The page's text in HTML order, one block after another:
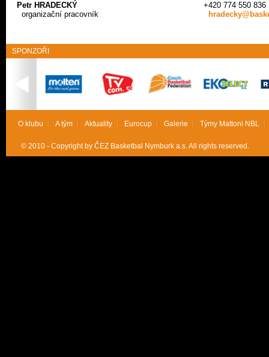
Petr HRADECKÝ
organizační pracovník
+420 774 550 836
SPONZOŘI
O klubu A tým Aktuality Eurocup Galerie Týmy Mattoni NBL
© 2010 - Copyright by ČEZ Basketbal Nymburk a.s. All rights reserved.